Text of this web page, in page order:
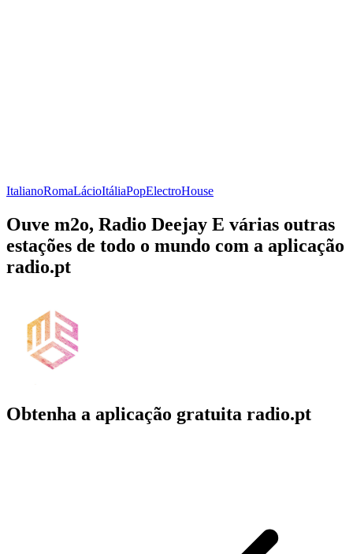
ItalianoRomaLácioItáliaPopElectroHouse
Ouve m2o, Radio Deejay E várias outras
estações de todo o mundo com a aplicação
radio.pt
Obtenha a aplicação gratuita radio.pt